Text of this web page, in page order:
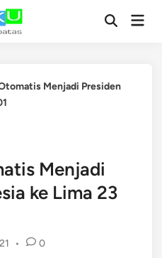
OpenMain
Menjadi Presiden
Menjadi
ke Lima 23
• 0